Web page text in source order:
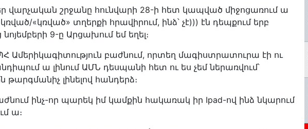
վարչական շրջանը հունվարի 28-ի հետ կապված միջոցառում ա
«կռված» տղերքի հրավիրում, ինձ՝ չէ))) էն դեպքում երբ
9-ը Արցախում եմ եղել։
Ամերիկագիտություն բաժնում, որտեղ մագիստրատուրա էի ու
ա լինում ԱՄՆ դեսպանի հետ ու ես չեմ ներառվում՝
թարգմանիչ լինելով հանդերձ։
ինչ-որ պարեկ իմ կամքին հակառակ իր Ipad-ով ինձ նկարում
ա։